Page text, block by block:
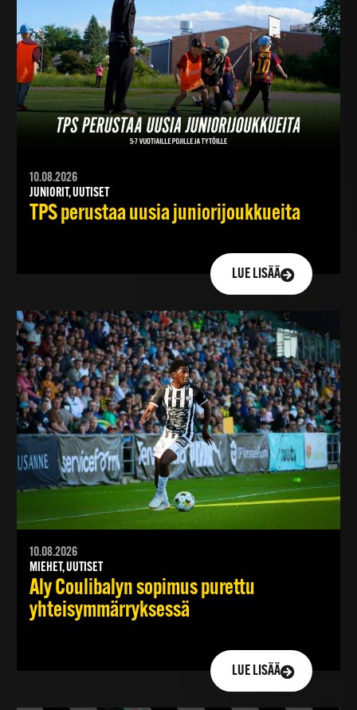
10.08.2026
JUNIORIT, UUTISET
TPS perustaa uusia juniorijoukkueita
LUE LISÄÄ
10.08.2026
MIEHET, UUTISET
Aly Coulibalyn sopimus purettu
yhteisymmärryksessä
LUE LISÄÄ